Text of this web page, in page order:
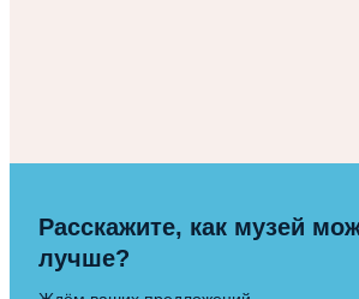
Расскажите, как музей
лучше?